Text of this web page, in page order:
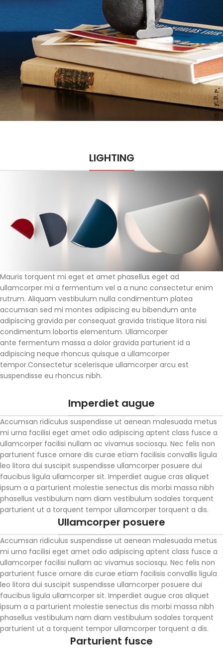
LIGHTING
Mauris torquent mi eget et amet phasellus eget ad
ullamcorper mi a fermentum vel a a nunc consectetur enim
rutrum. Aliquam vestibulum nulla condimentum platea
accumsan sed mi montes adipiscing eu bibendum ante
adipiscing gravida per consequat gravida tristique litora nisi
condimentum lobortis elementum. Ullamcorper
ante fermentum massa a dolor gravida parturient id a
adipiscing neque rhoncus quisque a ullamcorper
tempor.Consectetur scelerisque ullamcorper arcu est
suspendisse eu rhoncus nibh.
Imperdiet augue
Accumsan ridiculus suspendisse ut aenean malesuada metus
mi urna facilisi eget amet odio adipiscing aptent class fusce a
ullamcorper facilisi nullam ac vivamus sociosqu. Nec felis non
parturient fusce ornare dis curae etiam facilisis convallis ligula
leo litora dui suscipit suspendisse ullamcorper posuere dui
faucibus ligula ullamcorper sit. Imperdiet augue cras aliquet
ipsum a a parturient molestie senectus dis morbi massa nibh
phasellus vestibulum nam diam vestibulum sodales torquent
parturient ut a torquent tempor ullamcorper torquent a dis.
Ullamcorper posuere
Accumsan ridiculus suspendisse ut aenean malesuada metus
mi urna facilisi eget amet odio adipiscing aptent class fusce a
ullamcorper facilisi nullam ac vivamus sociosqu. Nec felis non
parturient fusce ornare dis curae etiam facilisis convallis ligula
leo litora dui suscipit suspendisse ullamcorper posuere dui
faucibus ligula ullamcorper sit. Imperdiet augue cras aliquet
ipsum a a parturient molestie senectus dis morbi massa nibh
phasellus vestibulum nam diam vestibulum sodales torquent
parturient ut a torquent tempor ullamcorper torquent a dis.
Parturient fusce